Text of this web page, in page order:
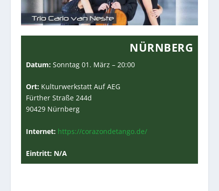
NÜRNBERG
Datum: Sonntag 01. März – 20:00
Ort: Kulturwerkstatt Auf AEG
Fürther Straße 244d
90429 Nürnberg
Internet: https://corazondetango.de/
Eintritt: N/A